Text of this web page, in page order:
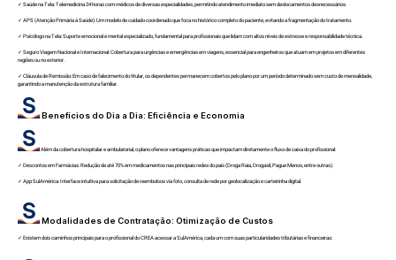
✓ Saúde na Tela: Telemedicina 24 horas com médicos de diversas especialidades, permitindo atendimento imediato sem deslocamentos desnecessários.
✓ APS (Atenção Primária à Saúde): Um modelo de cuidado coordenado que foca no histórico completo do paciente, evitando a fragmentação do tratamento.
✓ Psicólogo na Tela: Suporte emocional e mental especializado, fundamental para profissionais que lidam com altos níveis de estresse e responsabilidade técnica.
✓ Seguro Viagem Nacional e Internacional: Cobertura para urgências e emergências em viagens, essencial para engenheiros que atuam em projetos em diferentes
regiões ou no exterior.
✓ Cláusula de Remissão: Em caso de falecimento do titular, os dependentes permanecem cobertos pelo plano por um período determinado sem custo de mensalidade,
garantindo a manutenção da estrutura familiar.
Benefícios do Dia a Dia: Eficiência e Economia
Além da cobertura hospitalar e ambulatorial, o plano oferece vantagens práticas que impactam diretamente o fluxo de caixa do profissional:
✓ Descontos em Farmácias: Redução de até 70% em medicamentos nas principais redes do país (Droga Raia, Drogasil, Pague Menos, entre outras).
✓ App SulAmérica: Interface intuitiva para solicitação de reembolsos via foto, consulta de rede por geolocalização e carteirinha digital.
Modalidades de Contratação: Otimização de Custos
✓ Existem dois caminhos principais para o profissional do CREA acessar a SulAmérica, cada um com suas particularidades tributárias e financeiras: